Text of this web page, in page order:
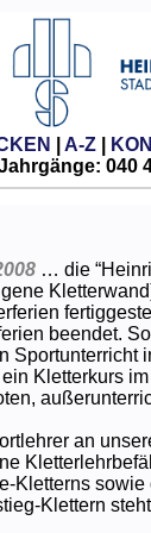
A-Z|
040
… die
beendet.
Sportunterricht
ein Kletterkurs
an
Kletterns
Klettern